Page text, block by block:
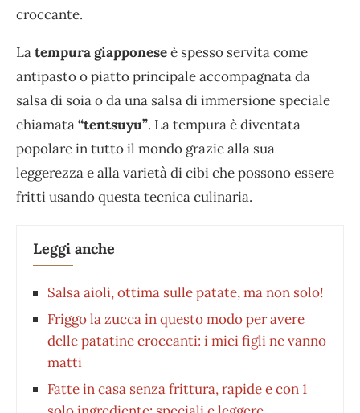
croccante.
Latempura giapponeseè spesso servita come
antipasto o piatto principale accompagnata da
salsa di soia o da una salsa di immersione speciale
chiamata“tentsuyu”. La tempura è diventata
popolare in tutto il mondo grazie alla sua
leggerezza e alla varietà di cibi che possono essere
fritti usando questa tecnica culinaria.
Leggi anche
Salsa aioli, ottima sulle patate, ma non solo!
Friggo la zucca in questo modo per avere
delle patatine croccanti: i miei figli ne vanno
matti
Fatte in casa senza frittura, rapide e con 1